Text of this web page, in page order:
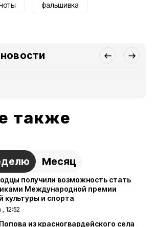
фальшивка
также
Месяц
получили возможность стать
Международной премии
культуры и спорта
, 12:52
из красногвардейского села